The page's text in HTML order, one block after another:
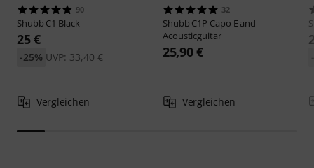
90
Shubb C1 Black
25 €
UVP: 33,40 €
-25%
Vergleichen
32
Shubb C1P Capo E and
Acousticguitar
25,90 €
Vergleichen